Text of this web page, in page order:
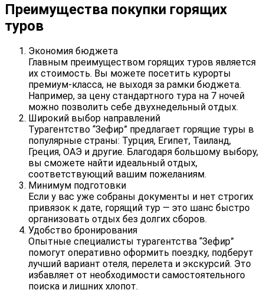
Преимущества покупки горящих
туров
Экономия бюджета
Главным преимуществом горящих туров является
их стоимость. Вы можете посетить курорты
премиум-класса, не выходя за рамки бюджета.
Например, за цену стандартного тура на 7 ночей
можно позволить себе двухнедельный отдых.
Широкий выбор направлений
Турагентство “Зефир” предлагает горящие туры в
популярные страны: Турция, Египет, Таиланд,
Греция, ОАЭ и другие. Благодаря большому выбору,
вы сможете найти идеальный отдых,
соответствующий вашим пожеланиям.
Минимум подготовки
Если у вас уже собраны документы и нет строгих
привязок к дате, горящий тур — это шанс быстро
организовать отдых без долгих сборов.
Удобство бронирования
Опытные специалисты турагентства “Зефир”
помогут оперативно оформить поездку, подберут
лучший вариант отеля, перелета и экскурсий. Это
избавляет от необходимости самостоятельного
поиска и лишних хлопот.